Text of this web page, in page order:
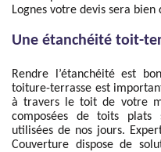
Lognes votre devis sera bien
Une étanchéité toit-
Rendre l’étanchéité est
toiture-terrasse est
à travers le toit de votre
composées de toits plats
utilisées de nos jours.
Couverture dispose de